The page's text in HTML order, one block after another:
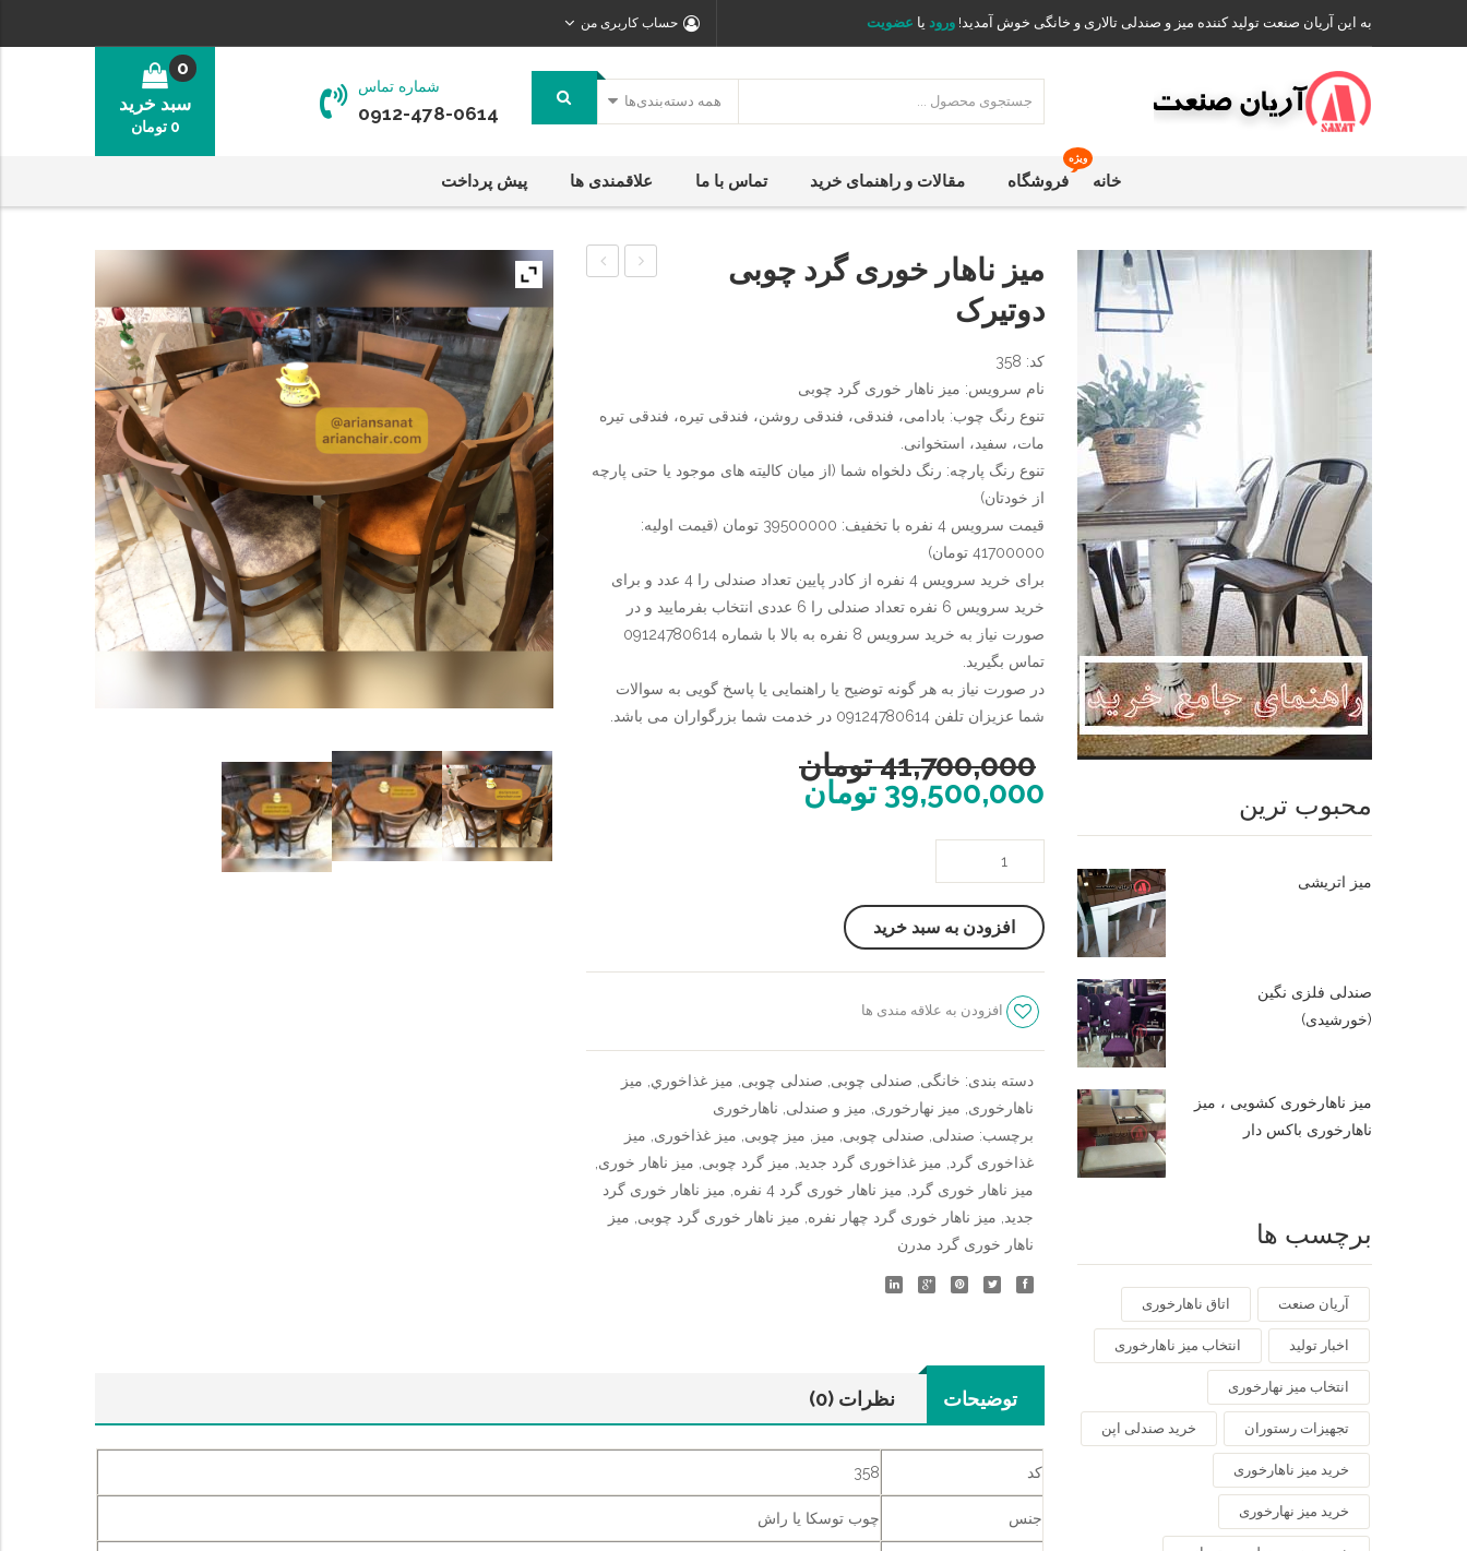
به این آریان صنعت تولید کننده میز و صندلی تالاری و خانگی خوش آمدید! ورود یا عضویت حساب کاربری من
همه دسته‌بندی‌ها
شماره تماس
0912-478-0614 سبد خرید
0
0 تومان
خانه فروشگاه
ویژه
مقالات و راهنمای خرید تماس با ما علاقمندی ها پیش پرداخت
نفره
میز ناهار خوری گرد چوبی
دوتیرک
کد: 358
نام سرویس: میز ناهار خوری گرد چوبی
تنوع رنگ چوب: بادامی، فندقی، فندقی روشن، فندقی تیره، فندقی تیره
مات، سفید، استخوانی.
تنوع رنگ پارچه: رنگ دلخواه شما (از میان کالیته های موجود یا حتی پارچه
از خودتان)
قیمت سرویس 4 نفره با تخفیف: 39500000 تومان (قیمت اولیه:
41700000 تومان)
برای خرید سرویس 4 نفره از کادر پایین تعداد صندلی را 4 عدد و برای
خرید سرویس 6 نفره تعداد صندلی را 6 عددی انتخاب بفرمایید و در
صورت نیاز به خرید سرویس 8 نفره به بالا با شماره 09124780614
تماس بگیرید.
در صورت نیاز به هر گونه توضیح یا راهنمایی یا پاسخ گویی به سوالات
شما عزیزان تلفن 09124780614 در خدمت شما بزرگواران می باشد.
41,700,000 تومان
39,500,000 تومان
ناهار
خوری
گرد
عدد
افزودن به سبد خرید
افزودن به علاقه مندی ها
دسته بندی: خانگی صندلی چوبی صندلی چوبی ميز غذاخوري میز
ناهارخوری میز نهارخوری میز و صندلی ناهارخوری
برچسب: صندلی صندلی چوبی میز میز چوبی میز غذاخوری میز
غذاخوری گرد
میز غذاخوری گرد جدید میز گرد چوبی میز ناهار خوری
میز ناهار خوری گرد
میز ناهار خوری گرد 4 نفره
میز ناهار خوری گرد
جدید
میز ناهار خوری گرد چهار نفره میز ناهار خوری گرد چوبی میز
ناهار خوری گرد مدرن
توضیحات نظرات (0)
کد 358
جنس چوب توسکا یا راش
محبوب ترین
میز اتریشی
صندلی فلزی نگین
(خورشیدی)
میز ناهارخوری کشویی ، میز
ناهارخوری باکس دار
برچسب ها
آریان صنعت اتاق ناهارخوری
اخبار تولید انتخاب میز ناهارخوری
انتخاب میز نهارخوری
تجهیزات رستوران خرید صندلی اپن
خرید میز ناهارخوری
خرید میز نهارخوری